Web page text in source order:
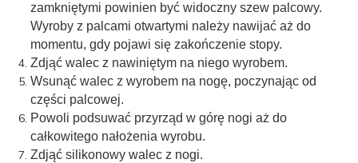
zamkniętymi powinien być widoczny szew palcowy.
Wyroby z palcami otwartymi należy nawijać aż do
momentu, gdy pojawi się zakończenie stopy.
Zdjąć walec z nawiniętym na niego wyrobem.
Wsunąć walec z wyrobem na nogę, poczynając od
części palcowej.
Powoli podsuwać przyrząd w górę nogi aż do
całkowitego nałożenia wyrobu.
Zdjąć silikonowy walec z nogi.